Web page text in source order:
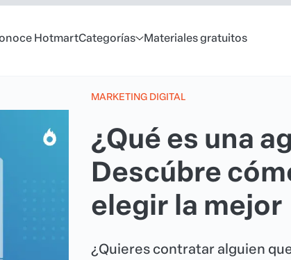
HotmartCategorías Materiales gratuitos
MARKETING DIGITAL
¿Qué es una
Descúbre
elegir la mejor
¿Quieres contratar alguien